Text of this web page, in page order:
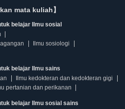
mata kuliah】
belajar Ilmu sosial
Ilmu sosiologi
belajar Ilmu sains
Ilmu kedokteran dan kedokteran gigi
pertanian dan perikanan
belajar Ilmu sosial sains